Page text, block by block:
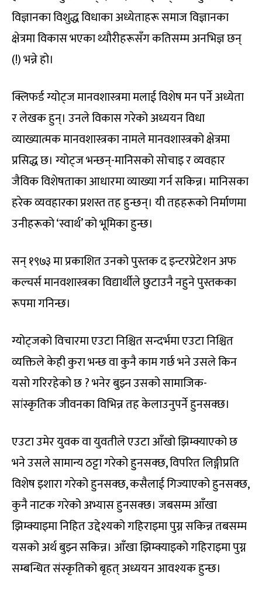
विज्ञानका विशुद्ध विधाका अध्येताहरू समाज विज्ञानका
क्षेत्रमा विकास भएका थ्यौरीहरूसँग कतिसम्म अनभिज्ञ छन्
(!) भन्ने हो।
क्लिफर्ड ग्योट्ज मानवशास्त्रमा मलाई विशेष मन पर्ने अध्येता
र लेखक हुन्। उनले विकास गरेको अध्ययन विधा
व्याख्यात्मक मानवशास्त्रका नामले मानवशास्त्रको क्षेत्रमा
प्रसिद्ध छ। ग्योट्ज भन्छन्-मानिसको सोचाइ र व्यवहार
जैविक विशेषताका आधारमा व्याख्या गर्न सकिन्न। मानिसका
हरेक व्यवहारका प्रशस्त तह हुन्छन्। यी तहहरूको निर्माणमा
उनीहरूको ‘स्वार्थ’ को भूमिका हुन्छ।
सन् १९७३ मा प्रकाशित उनको पुस्तक द इन्टरप्रेटेशन अफ
कल्चर्स मानवशास्त्रका विद्यार्थीले छुटाउनै नहुने पुस्तकका
रूपमा गनिन्छ।
ग्योट्जको विचारमा एउटा निश्चित सन्दर्भमा एउटा निश्चित
व्यक्तिले केही कुरा भन्छ वा कुनै काम गर्छ भने उसले किन
यसो गरिरहेको छ ? भनेर बुझ्न उसको सामाजिक-
सांस्कृतिक जीवनका विभिन्न तह केलाउनुपर्ने हुनसक्छ।
एउटा उमेर युवक वा युवतीले एउटा आँखो झिम्क्याएको छ
भने उसले सामान्य ठट्टा गरेको हुनसक्छ, विपरित लिङ्गीप्रति
विशेष इशारा गरेको हुनसक्छ, कसैलाई गिज्याएको हुनसक्छ,
कुनै नाटक गरेको अभ्यास हुनसक्छ। जबसम्म आँखा
झिम्क्याइमा निहित उद्देश्यको गहिराइमा पुग्न सकिन्न तबसम्म
यसको अर्थ बुझ्न सकिन्न। आँखा झिम्क्याइको गहिराइमा पुग्न
सम्बन्धित संस्कृतिको बृहत् अध्ययन आवश्यक हुन्छ।